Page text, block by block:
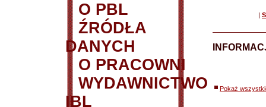
O PBL
ŹRÓDŁA
DANYCH
O PRACOWNI
WYDAWNICTWO
IBL
|
Pokaż